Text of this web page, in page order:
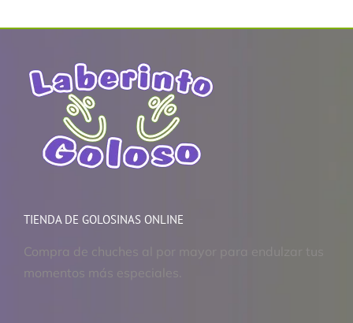
TIENDA DE GOLOSINAS ONLINE
Compra de chuches al por mayor para endulzar tus
momentos más especiales.